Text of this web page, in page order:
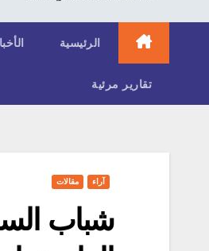
الرئيسية
تقارير مرئية
آراء مقالات
شباب